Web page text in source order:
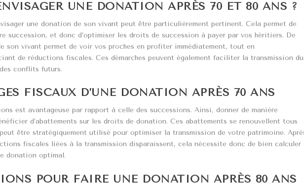
UNE DONATION APRÈS 70 ET 80 ANS ?
une donation de son vivant peut être particulièrement pertinent. Cela permet de
succession, et donc d’optimiser les droits de succession à payer par vos héritiers. De
son vivant permet de voir vos proches en profiter immédiatement, tout en
de réductions fiscales. Ces démarches peuvent également faciliter la transmission du
conflits futurs.
FISCAUX D’UNE DONATION APRÈS 70 ANS
est avantageuse par rapport à celle des successions. Ainsi, donner de manière
d’abattements sur les droits de donation. Ces abattements se renouvellent tous
être stratégiquement utilisé pour optimiser la transmission de votre patrimoine.
fiscales liées à la transmission disparaissent, cela nécessite donc de bien calculer
donation optimal.
POUR FAIRE UNE DONATION APRÈS 80 ANS